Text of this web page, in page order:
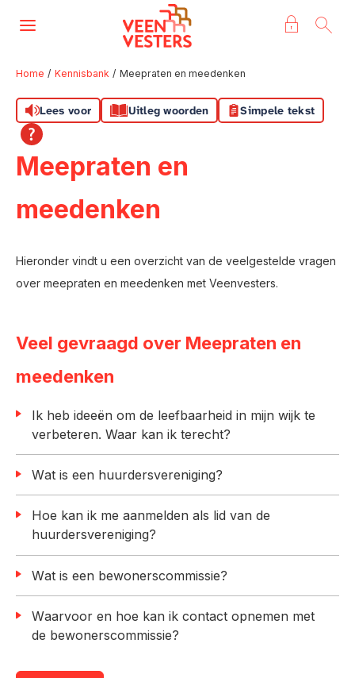
Naar hoofdinhoud
Naar hoofdnavigatiemenu
Naar zoeken
Naar de homepage
Ga naar Hoofd
Home Kennisbank Meepraten en meedenken
Lees voor Uitleg woorden Simpele tekst
Meepraten en
meedenken
Hieronder vindt u een overzicht van de veelgestelde vragen
over meepraten en meedenken met Veenvesters.
Veel gevraagd over Meepraten en
meedenken
Ik heb ideeën om de leefbaarheid in mijn wijk te
verbeteren. Waar kan ik terecht?
Wat is een huurdersvereniging?
Hoe kan ik me aanmelden als lid van de
huurdersvereniging?
Wat is een bewonerscommissie?
Waarvoor en hoe kan ik contact opnemen met
de bewonerscommissie?